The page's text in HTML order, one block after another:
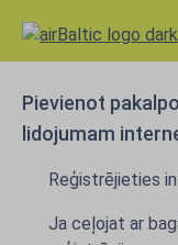
Pievienot
lidojumam
Reģistrējieties
Ja ceļojat ar